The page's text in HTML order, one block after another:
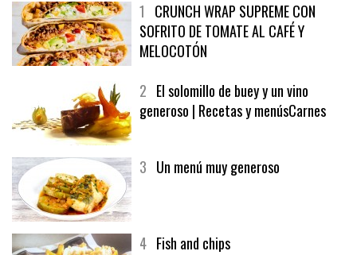
1 CRUNCH WRAP SUPREME CON
SOFRITO DE TOMATE AL CAFÉ Y
MELOCOTÓN
2 El solomillo de buey y un vino
generoso | Recetas y menúsCarnes
3 Un menú muy generoso
4 Fish and chips